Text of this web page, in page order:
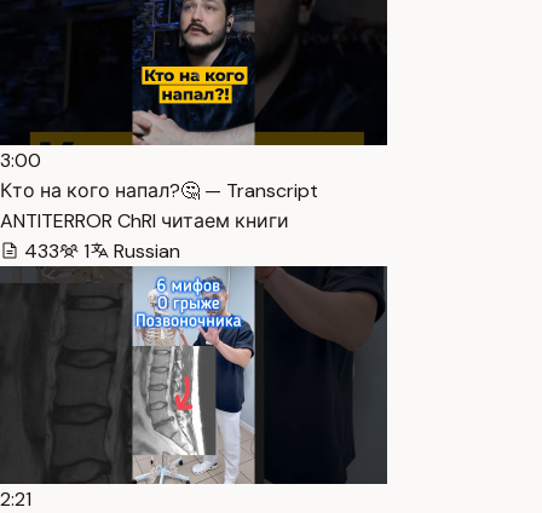
3:00
Кто на кого напал?🤔 — Transcript
ANTITERROR ChRI читаем книги
433
1 Russian
2:21